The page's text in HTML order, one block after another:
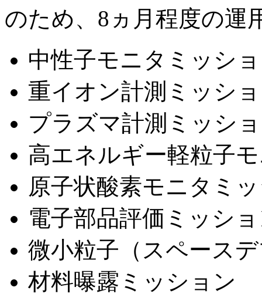
のため、8ヵ月程度の運
中性子モニタミッシ
重イオン計測ミッシ
プラズマ計測ミッシ
高エネルギー軽粒子
原子状酸素モニタミ
電子部品評価ミッシ
微小粒子（スペース
材料曝露ミッション